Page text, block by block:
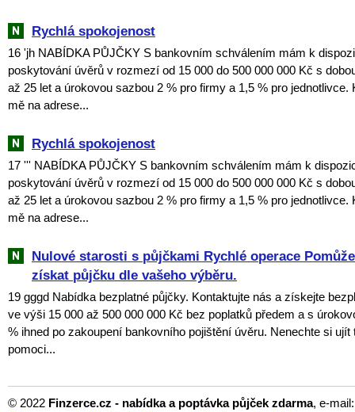
Rychlá spokojenost
16 'jh NABÍDKA PŮJČKY S bankovním schválením mám k
poskytování úvěrů v rozmezí od 15 000 do 500 000 000 Kč s
až 25 let a úrokovou sazbou 2 % pro firmy a 1,5 % pro jednotlivce.
mě na adrese...
Rychlá spokojenost
17 ''' NABÍDKA PŮJČKY S bankovním schválením mám k
poskytování úvěrů v rozmezí od 15 000 do 500 000 000 Kč s
až 25 let a úrokovou sazbou 2 % pro firmy a 1,5 % pro jednotlivce.
mě na adrese...
Nulové starosti s půjčkami Rychlé operace
získat půjčku dle vašeho výběru.
19 gggd Nabídka bezplatné půjčky. Kontaktujte nás a získejte
ve výši 15 000 až 500 000 000 Kč bez poplatků předem a s
% ihned po zakoupení bankovního pojištění úvěru. Nenechte si ujít
pomoci...
© 2022 Finzerce.cz - nabídka a poptávka půjček zdarma, e-